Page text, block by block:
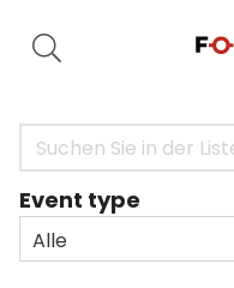
Event type
Alle